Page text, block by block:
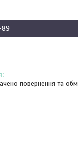
89
повернення та